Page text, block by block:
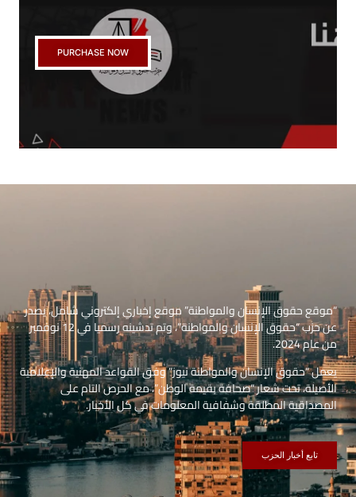
PURCHASE NOW
“موقع حقوق الإنسان والمواطنة” موقع إخباري إلكتروني شامل، يصدر
عن حزب “حقوق الإنسان والمواطنة”، وتم تدشينه رسميا في 12 نوفمبر
من عام 2024.
يعمل “حقوق الإنسان والمواطنة نيوز” وفق القواعد المهنية والإعلامية
الأصيلة، تحت شعار “صحافة بقيمة الوطن”، مع الحرص التام على
المصداقية المطلقة وشفافية المعلومات في كل الأخبار.
تابع أخبار الحزب